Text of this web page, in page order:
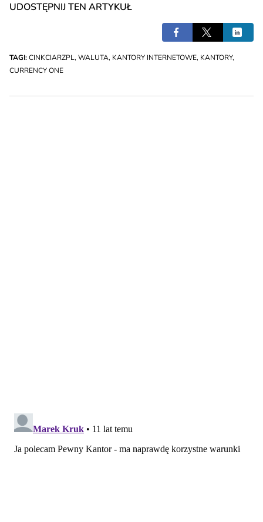
UDOSTĘPNIJ TEN ARTYKUŁ
TAGI:CINKCIARZPL, WALUTA, KANTORY INTERNETOWE, KANTORY,
CURRENCY ONE